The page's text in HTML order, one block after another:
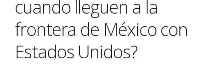
cuando lleguen a la
frontera de México con
Estados Unidos?